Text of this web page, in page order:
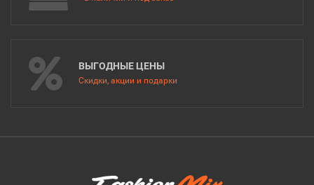
ВЫГОДНЫЕ ЦЕНЫ
Скидки, акции и подарки